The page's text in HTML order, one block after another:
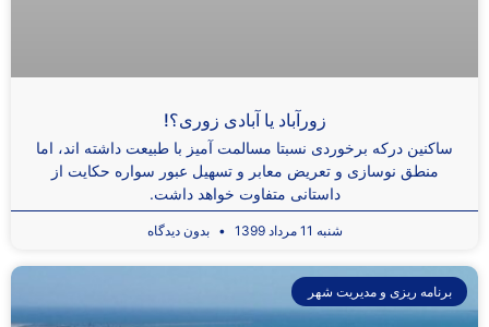
زورآباد یا آبادی زوری؟!
ساکنین درکه برخوردی نسبتا مسالمت ‌آمیز با طبیعت داشته ‌اند، اما
منطق نوسازی و تعریض معابر و تسهیل عبور سواره حکایت از
داستانی متفاوت خواهد داشت.
شنبه 11 مرداد 1399 بدون دیدگاه
برنامه ریزی و مدیریت شهر